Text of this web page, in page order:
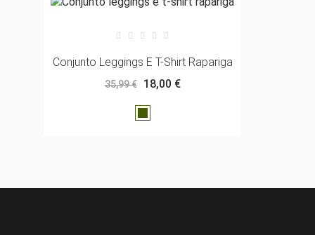
Conjunto Leggings E T-Shirt Rapariga
35,99 € 18,00 €
Verde